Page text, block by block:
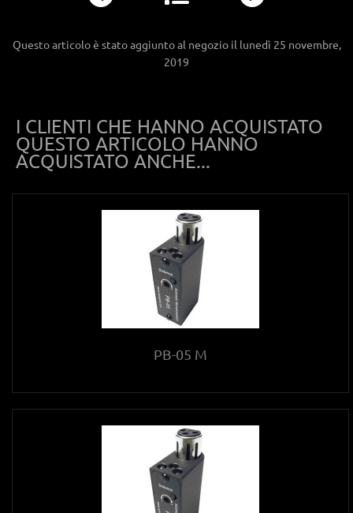
Questo articolo è stato aggiunto al negozio il lunedì 25 novembre,
2019
I CLIENTI CHE HANNO ACQUISTATO
QUESTO ARTICOLO HANNO
ACQUISTATO ANCHE...
PB-05 M